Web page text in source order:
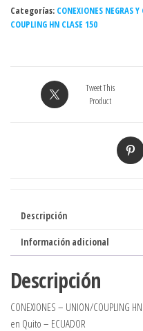
DE
3"
(Thailandia)
(Act.
Categorías: CONEXIONES NEGRAS
COUPLING HN CLASE 150
Tweet This
Product
Descripción
Información adicional
Descripción
CONEXIONES – UNION/COUPLING
en Quito – ECUADOR